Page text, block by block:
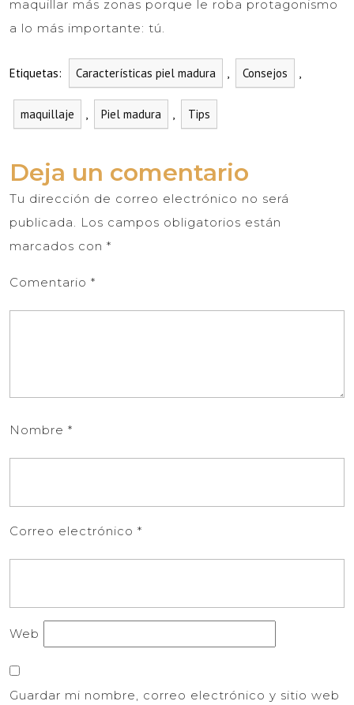
maquillar más zonas porque le roba protagonismo
a lo más importante: tú.
Etiquetas: Características piel madura Consejos
maquillaje Piel madura Tips
Deja un comentario
Tu dirección de correo electrónico no será
publicada.
Los campos obligatorios están
marcados con *
Comentario *
Nombre *
Correo electrónico *
Web
Guardar mi nombre, correo electrónico y sitio web